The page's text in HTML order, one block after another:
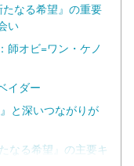
たなる希望』の重要
い
師オビ=ワン・ケノ
イダー
と深いつながりが
なる希望』の主要キ